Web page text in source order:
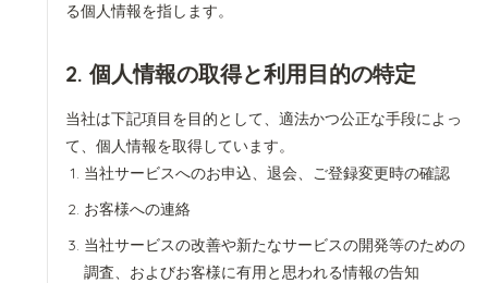
る個人情報を指します。
2. 個人情報の取得と利用目的の特定
当社は下記項目を目的として、適法かつ公正な手段によっ
て、個人情報を取得しています。
当社サービスへのお申込、退会、ご登録変更時の確認
お客様への連絡
当社サービスの改善や新たなサービスの開発等のための
調査、およびお客様に有用と思われる情報の告知